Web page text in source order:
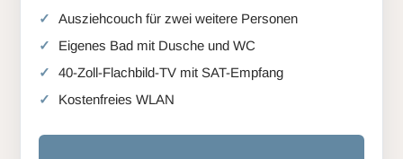
Ausziehcouch für zwei weitere Personen
Eigenes Bad mit Dusche und WC
40-Zoll-Flachbild-TV mit SAT-Empfang
Kostenfreies WLAN